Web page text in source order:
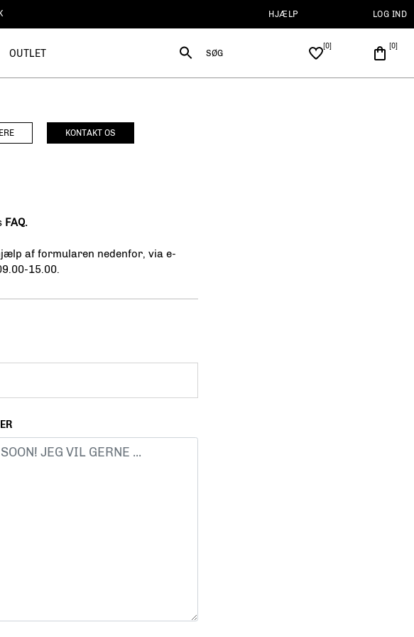
HJÆLP LOG IND
OUTLET SØG
KONTAKT OS
FAQ.
af formularen nedenfor, via e-
15.00.